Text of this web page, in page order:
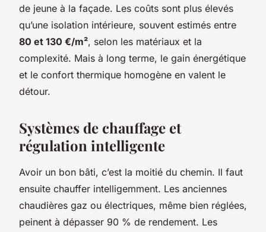
de jeune à la façade. Les coûts sont plus élevés
qu’une isolation intérieure, souvent estimés entre
80 et 130 €/m², selon les matériaux et la
complexité. Mais à long terme, le gain énergétique
et le confort thermique homogène en valent le
détour.
Systèmes de chauffage et
régulation intelligente
Avoir un bon bâti, c’est la moitié du chemin. Il faut
ensuite chauffer intelligemment. Les anciennes
chaudières gaz ou électriques, même bien réglées,
peinent à dépasser 90 % de rendement. Les